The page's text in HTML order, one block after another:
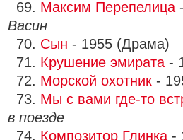
69. Максим Перепелица
Васин
70. Сын - 1955 (Драма)
71. Крушение эмирата -
72. Морской охотник -
73. Мы с вами где-то
в поезде
74. Композитор Глинка -